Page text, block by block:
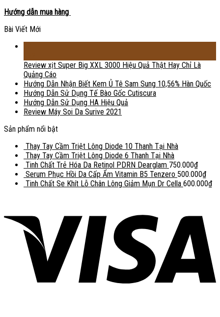
Hướng dẫn mua hàng
Bài Viết Mới
Review xịt Super Big XXL 3000 Hiệu Quả Thật Hay Chỉ Là
Quảng Cáo
Hướng Dẫn Nhận Biết Kem Ủ Tê Sam Sung 10,56% Hàn Quốc
Hướng Dẫn Sử Dụng Tế Bào Gốc Cutiscura
Hướng Dẫn Sử Dụng HA Hiệu Quả
Review Máy Soi Da Surive 2021
Sản phẩm nổi bật
Thay Tay Cầm Triệt Lông Diode 10 Thanh Tại Nhà
Thay Tay Cầm Triệt Lông Diode 6 Thanh Tại Nhà
Tinh Chất Trẻ Hóa Da Retinol PDRN Dearglam 750.000₫
Serum Phục Hồi Da Cấp Ẩm Vitamin B5 Tenzero 500.000₫
Tinh Chất Se Khít Lỗ Chân Lông Giảm Mụn Dr Cella 600.000₫